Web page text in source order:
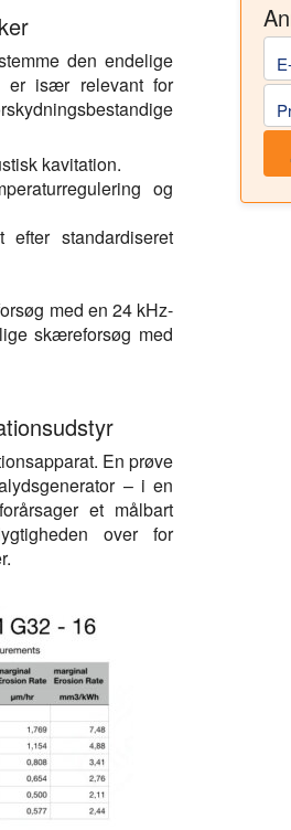
den endelige
er især relevant for
kavitation.
og
standardiseret
med en 24 kHz-
skæreforsøg med
En prøve
– i en
et målbart
over for